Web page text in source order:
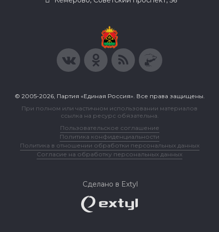
© 2005-2026, Партия «Единая Россия». Все права защищены.
При полном или частичном использовании материалов
ссылка на ресурс обязательна.
Пользовательское соглашение
Политика конфиденциальности
Политика в отношении обработки персональных данных
Согласие на обработку персональных данных
Сделано в Extyl